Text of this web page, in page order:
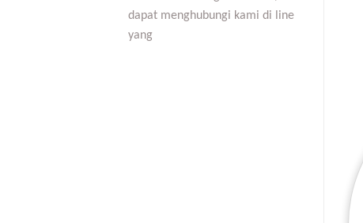
dapat menghubungi kami di line
yang